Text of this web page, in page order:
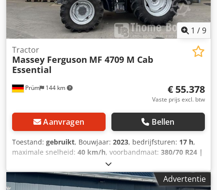
1 /9
Prüm 144 km
Tractor
Massey Ferguson MF 4709 M Cab
Essential
€ 55.378
Vaste prijs excl. btw
Aanvragen Bellen
Toestand: gebruikt, Bouwjaar: 2023, bedrijfsturen: 17 h,
maximale snelheid: 40 km/h, voorbandmaat: 380/70 R24 |
480/70 R34 | 0%
480/70 R34, Banden (v): 380/70 R24, Banden (a): 480/70
R34, Bedrijfsuren: 17_____Standaarduitrusting/technische
Advertentie